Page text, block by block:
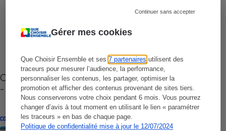
Gérer mes cookies
Que Choisir Ensemble et ses7 partenaires utilisent des
traceurs pour mesurer l’audience, la performance,
personnaliser les contenus, les partager, optimiser la
promotion et afficher des contenus provenant de sites tiers.
Nous conserverons votre choix pendant 6 mois. Vous pourrez
changer d’avis à tout moment en utilisant le lien « paramétrer
les traceurs » en bas de chaque page.
Politique de confidentialité mise à jour le 12/07/2024
Continuer sans accepter
Cafetière à capsules zéro déchet CoffeeB (vidéo)
- Premières impressions
CONSEILS